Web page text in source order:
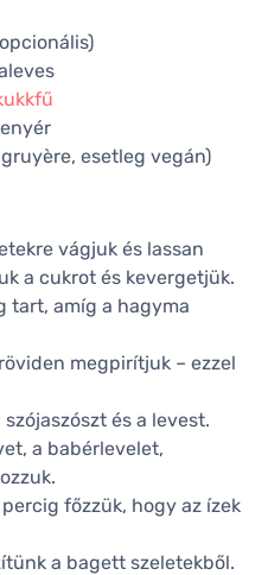
esetleg vegán)
vágjuk és lassan
a cukrot és kevergetjük.
tart, amíg a hagyma
megpirítjuk – ezzel
és a levest.
a babérlevelet,
főzzük, hogy az ízek
a bagett szeletekből.